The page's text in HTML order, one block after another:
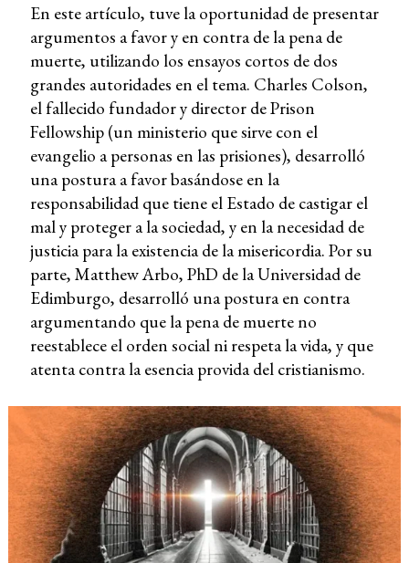
En este artículo, tuve la oportunidad de presentar
argumentos a favor y en contra de la pena de
muerte, utilizando los ensayos cortos de dos
grandes autoridades en el tema. Charles Colson,
el fallecido fundador y director de Prison
Fellowship (un ministerio que sirve con el
evangelio a personas en las prisiones), desarrolló
una postura a favor basándose en la
responsabilidad que tiene el Estado de castigar el
mal y proteger a la sociedad, y en la necesidad de
justicia para la existencia de la misericordia. Por su
parte, Matthew Arbo, PhD de la Universidad de
Edimburgo, desarrolló una postura en contra
argumentando que la pena de muerte no
reestablece el orden social ni respeta la vida, y que
atenta contra la esencia provida del cristianismo.